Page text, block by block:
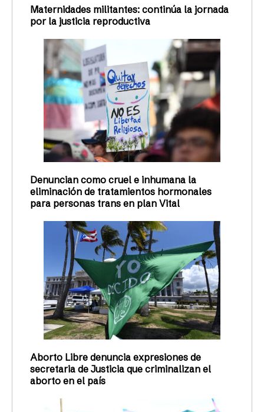
Maternidades militantes: continúa la jornada
por la justicia reproductiva
Denuncian como cruel e inhumana la
eliminación de tratamientos hormonales
para personas trans en plan Vital
Aborto Libre denuncia expresiones de
secretaria de Justicia que criminalizan el
aborto en el país